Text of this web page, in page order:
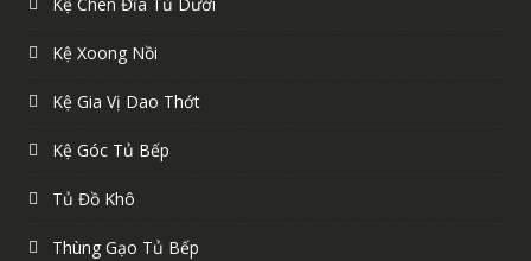
Kệ Chén Đĩa Tủ Dưới
Kệ Xoong Nồi
Kệ Gia Vị Dao Thớt
Kệ Góc Tủ Bếp
Tủ Đồ Khô
Thùng Gạo Tủ Bếp